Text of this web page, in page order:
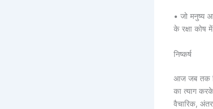
• जो मनुष्य
के रक्षा कोष
निष्कर्ष
आज जब तक
का त्याग
वैचारिक,